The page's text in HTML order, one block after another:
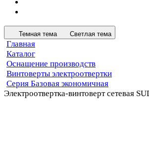
Темная тема Светлая тема
Главная
Каталог
Оснащение производств
Винтоверты электроотвертки
Серия Базовая экономичная
Электроотвертка-винтоверт сетевая